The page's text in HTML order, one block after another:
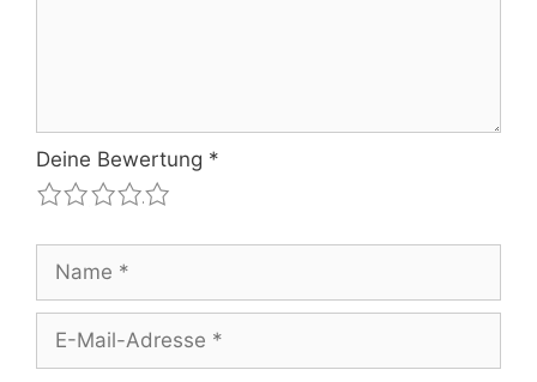
Deine Bewertung *
4
3
2
1
Name